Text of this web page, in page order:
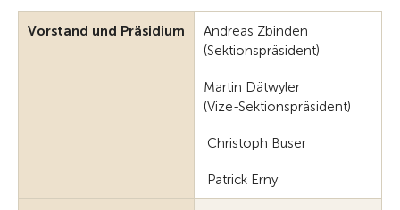
Vorstand und Präsidium
Andreas Zbinden
(Sektionspräsident)
Martin Dätwyler
(Vize-Sektionspräsident)
Christoph Buser
Patrick Erny